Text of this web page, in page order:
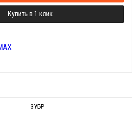
Купить в 1 клик
ЗУБР